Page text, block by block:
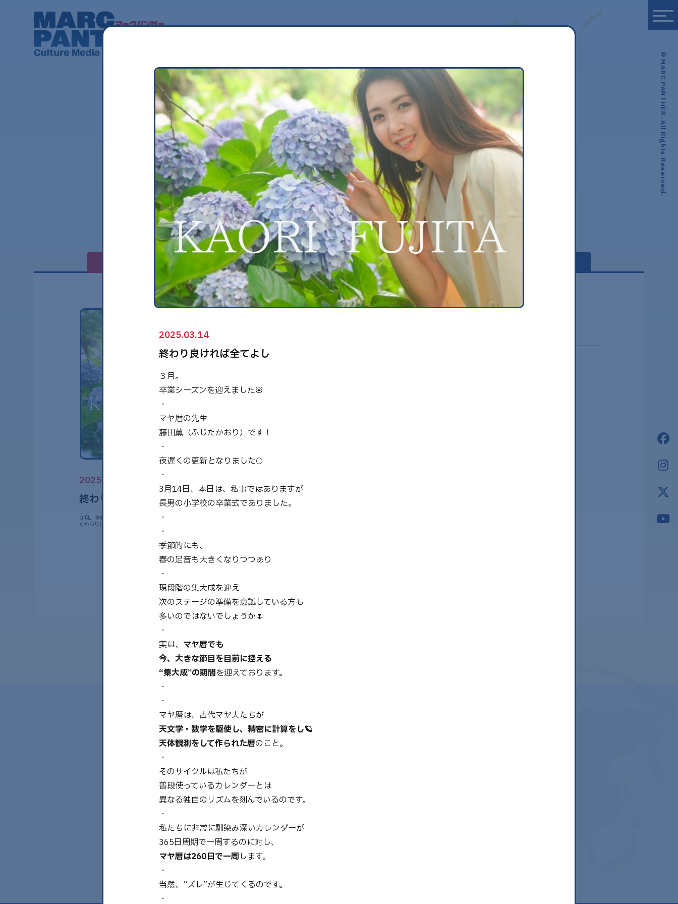
© MARC PANTHER. All Rights Reserved.
健康 美容 環境
2025.03.14
終わり良ければ全てよし
３月。 卒業シーズンを迎えました🌸 ・ マヤ暦の先生 藤田薫（ふじ
たかおり）です！ ・ 夜遅くの更新……
2025.03.14
終わり良ければ全てよし
３月。
卒業シーズンを迎えました🌸
・
マヤ暦の先生
藤田薫（ふじたかおり）です！
・
夜遅くの更新となりました🌕
・
3月14日、本日は、私事ではありますが
長男の小学校の卒業式でありました。
・
・
季節的にも、
春の足音も大きくなりつつあり
・
現段階の集大成を迎え
次のステージの準備を意識している方も
多いのではないでしょうか🌷
・
実は、 マヤ暦でも
今、大きな節目を目前に控える
“集大成”の期間を迎えております。
・
・
マヤ暦は、古代マヤ人たちが
天文学・数学を駆使し、精密に計算をし🪐
天体観測をして作られた暦のこと。
・
そのサイクルは私たちが
普段使っているカレンダーとは
異なる独自のリズムを刻んでいるのです。
・
私たちに非常に馴染み深いカレンダーが
365日周期で一周するのに対し、
マヤ暦は260日で一周します。
・
当然、“ズレ”が生じてくるのです。
・